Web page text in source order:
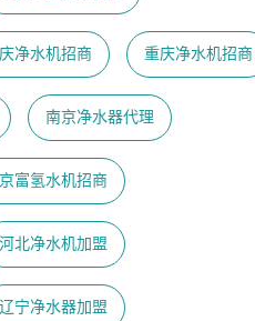
净水机招商 重庆净水机招商
南京净水器代理
富氢水机招商
河北净水机加盟
辽宁净水器加盟